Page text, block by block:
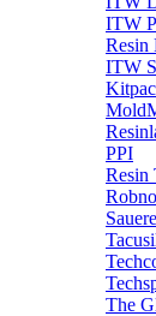
ITW
Resin
ITW
PPI
Resin
The